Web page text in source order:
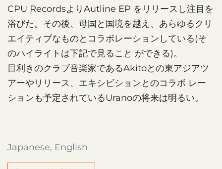
CPU RecordsよりAutline EP をリリースし注目を
浴びた。その後、母国と国境を越え、あらゆるクリ
エイティブなものとコラボレーションしている(そ
のハイライトは下記で見ること ができる)。
目利きのクラブ音楽家であるAkitoとの東アジアツ
アーやリリース、エキシビションとのコラボ レー
ションも予定されているUranoの将来は明るい。
Japanese, English